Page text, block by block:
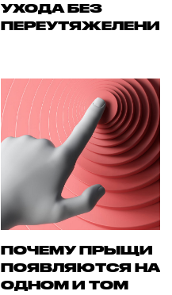
УХОДА БЕЗ
ПЕРЕУТЯЖЕЛЕНИЯ
ПОЧЕМУ ПРЫЩИ
ПОЯВЛЯЮТСЯ НА
ОДНОМ И ТОМ